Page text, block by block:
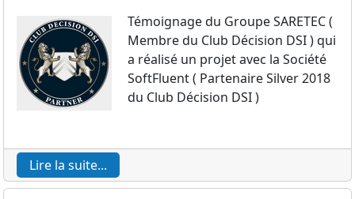
Témoignage du Groupe SARETEC (
Membre du Club Décision DSI ) qui
a réalisé un projet avec la Société
SoftFluent ( Partenaire Silver 2018
du Club Décision DSI )
Lire la suite...